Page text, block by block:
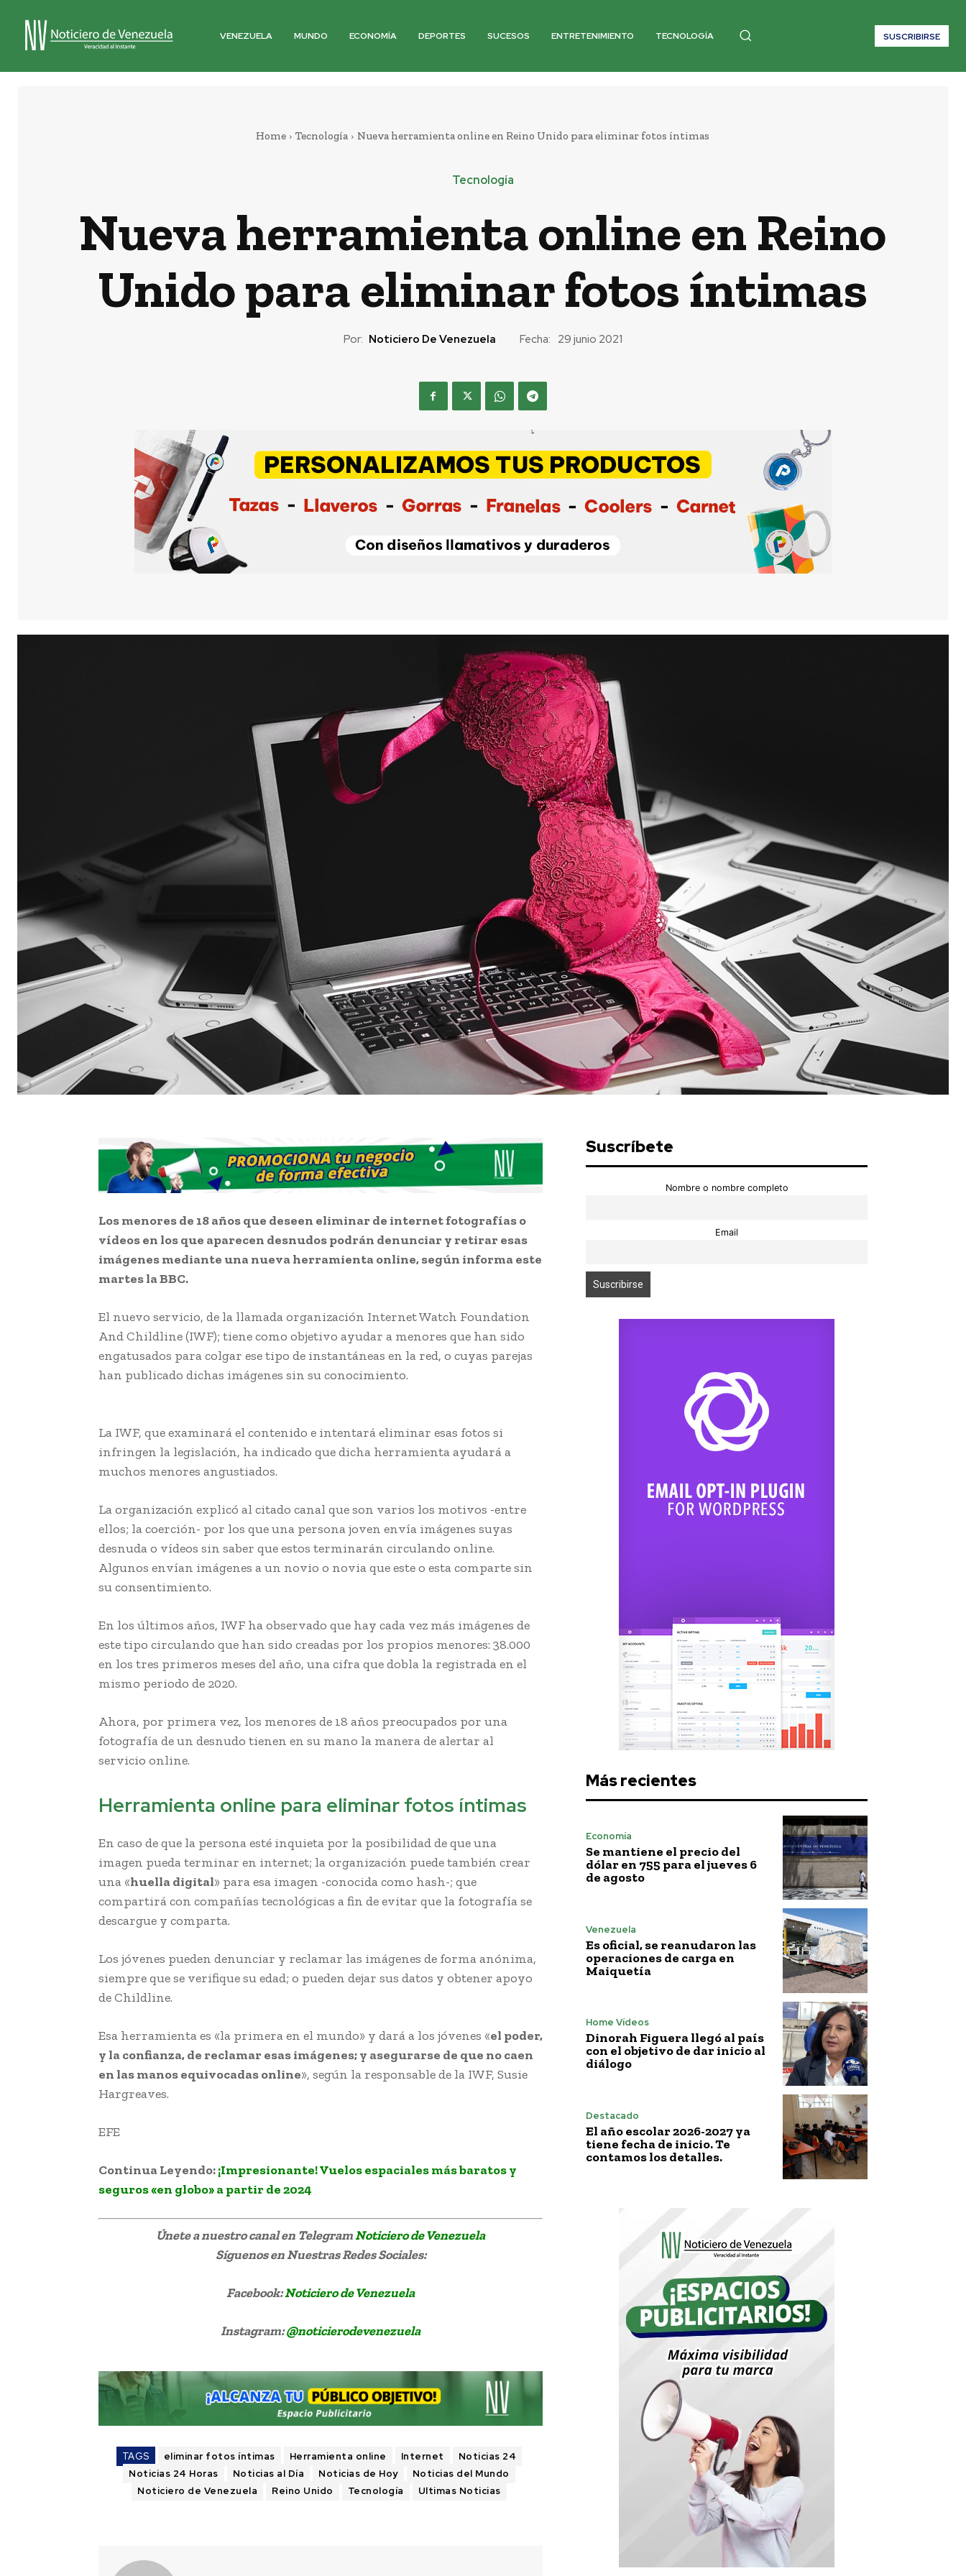
VENEZUELA MUNDO ECONOMÍA DEPORTES SUCESOS ENTRETENIMIENTO TECNOLOGÍA SUSCRIBIRSE
Home Tecnología Nueva herramienta online en Reino Unido para eliminar fotos íntimas
Tecnología
Nueva herramienta online en Reino
Unido para eliminar fotos íntimas
Por: Noticiero De Venezuela Fecha: 29 junio 2021
Los menores de 18 años que deseen eliminar de internet fotografías o
vídeos en los que aparecen desnudos podrán denunciar y retirar esas
imágenes mediante una nueva herramienta online, según informa este
martes la BBC.
El nuevo servicio, de la llamada organización Internet Watch Foundation
And Childline (IWF); tiene como objetivo ayudar a menores que han sido
engatusados para colgar ese tipo de instantáneas en la red, o cuyas parejas
han publicado dichas imágenes sin su conocimiento.
La IWF, que examinará el contenido e intentará eliminar esas fotos si
infringen la legislación, ha indicado que dicha herramienta ayudará a
muchos menores angustiados.
La organización explicó al citado canal que son varios los motivos -entre
ellos; la coerción- por los que una persona joven envía imágenes suyas
desnuda o vídeos sin saber que estos terminarán circulando online.
Algunos envían imágenes a un novio o novia que este o esta comparte sin
su consentimiento.
En los últimos años, IWF ha observado que hay cada vez más imágenes de
este tipo circulando que han sido creadas por los propios menores: 38.000
en los tres primeros meses del año, una cifra que dobla la registrada en el
mismo periodo de 2020.
Ahora, por primera vez, los menores de 18 años preocupados por una
fotografía de un desnudo tienen en su mano la manera de alertar al
servicio online.
Herramienta online para eliminar fotos íntimas
En caso de que la persona esté inquieta por la posibilidad de que una
imagen pueda terminar en internet; la organización puede también crear
una «huella digital» para esa imagen -conocida como hash-; que
compartirá con compañías tecnológicas a fin de evitar que la fotografía se
descargue y comparta.
Los jóvenes pueden denunciar y reclamar las imágenes de forma anónima,
siempre que se verifique su edad; o pueden dejar sus datos y obtener apoyo
de Childline.
Esa herramienta es «la primera en el mundo» y dará a los jóvenes «el poder,
y la confianza, de reclamar esas imágenes; y asegurarse de que no caen
en las manos equivocadas online», según la responsable de la IWF, Susie
Hargreaves.
EFE
Continua Leyendo:¡Impresionante! Vuelos espaciales más baratos y
seguros «en globo» a partir de 2024
Únete a nuestro canal en TelegramNoticiero de Venezuela
Síguenosen Nuestras Redes Sociales:
Facebook:Noticiero de Venezuela
Instagram:@noticierodevenezuela
TAGS eliminar fotos íntimas Herramienta online Internet
Noticias 24
Noticias 24 Horas
Noticias al Día Noticias de Hoy
Noticias del Mundo
Noticiero de Venezuela
Reino Unido Tecnología Ultimas Noticias
Suscríbete
Nombre o nombre completo
Email
Más recientes
Economía
Se mantiene el precio del
dólar en 755 para el jueves 6
de agosto
Venezuela
Es oficial, se reanudaron las
operaciones de carga en
Maiquetía
Home Vídeos
Dinorah Figuera llegó al país
con el objetivo de dar inicio al
diálogo
Destacado
El año escolar 2026-2027 ya
tiene fecha de inicio. Te
contamos los detalles.